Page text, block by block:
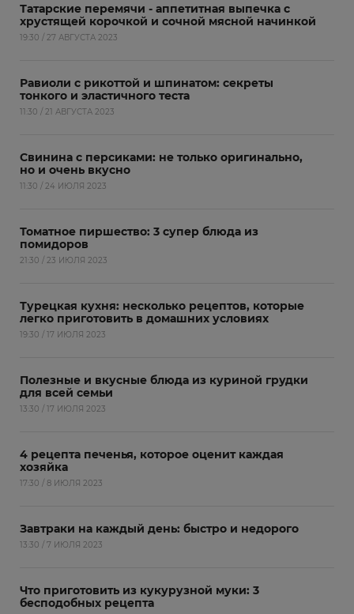
Татарские перемячи - аппетитная выпечка с
хрустящей корочкой и сочной мясной начинкой
19:30 / 27 АВГУСТА 2023
Равиоли с рикоттой и шпинатом: секреты
тонкого и эластичного теста
11:30 / 21 АВГУСТА 2023
Свинина с персиками: не только оригинально,
но и очень вкусно
11:30 / 24 ИЮЛЯ 2023
Томатное пиршество: 3 супер блюда из
помидоров
21:30 / 23 ИЮЛЯ 2023
Турецкая кухня: несколько рецептов, которые
легко приготовить в домашних условиях
19:30 / 17 ИЮЛЯ 2023
Полезные и вкусные блюда из куриной грудки
для всей семьи
13:30 / 17 ИЮЛЯ 2023
4 рецепта печенья, которое оценит каждая
хозяйка
17:30 / 8 ИЮЛЯ 2023
Завтраки на каждый день: быстро и недорого
13:30 / 7 ИЮЛЯ 2023
Что приготовить из кукурузной муки: 3
бесподобных рецепта